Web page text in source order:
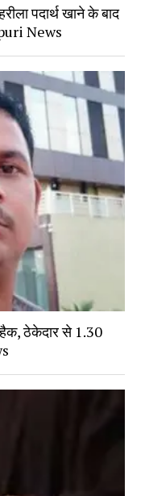
पदार्थ खाने के बाद
News
हैक, ठेकेदार से 1.30